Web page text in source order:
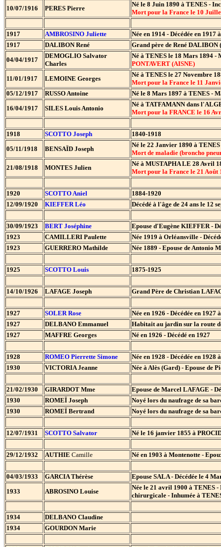
10/07/1916
PERES Pierre
Né le 8 Juin 1890 à TENES -
Mort pour la France le 10
1917 AMBROSINO Juliette
Née en 1914 - Décédée en 1917
1917
DALIBON René
Grand père de René DALIBON
04/04/1917
DEMOGLIO Salvator
Charles
Né à TENES le 18 Mars 1894
PONTAVERT (AISNE)
11/01/1917
LEMOINE Georges
Né à TENES le 27 Novembre
Mort pour la France le 11
05/12/1917
RUSSO Antoine
Né le 8 Mars 1897 à TENES -
16/04/1917
SILES Louis Antonio
Né à TATFAMANN dans
Mort pour la FRANCE le 16
1918 SCOTTO Joseph
1840-1918
05/11/1918
BENSAÏD Joseph
Né le 22 Janvier 1890 à
Mort de maladie (broncho
21/08/1918
MONTES Julien
Né à MUSTAPHA LE 28 Avril
Mort pour la France le 21 Août
1920 SCOTTO Aniel
1884-1920
12/09/1920
KIEFFER Léo Décédé à l'âge de 24 ans le 12
30/09/1923 BERT Joséphine
Epouse d'Eugène KIEFFER -
1923
CAMILLERI Paulette
Née 1919 à Orléansville -
1923
GUERRERO Mathilde Née 1889 - Epouse de Antonio
1925 SCOTTO Louis 1875-1925
14/10/1926 LAFAGE Joseph Grand Père de Christian
1927 SOLER Rose
Née en 1926 - Décédée en 1927
1927
DELBANO Emmanuel
Habitait au jardin sur la route
1927
MAFFRE Georges Né en 1926 - Décédé en 1927
1928 ROMEO Pierrette Simone
Née en 1928 - Décédée en 1928
1930
VICTORIA Jeanne Née à Alès (Gard) - Epouse de
21/02/1930 GIRARDOT Mme
Epouse de Marcel LAFAGE -
1930
ROMEÏ Joseph
Noyé lors du naufrage de sa
1930
ROMEÏ Bertrand Noyé lors du naufrage de sa
12/07/1931 SCOTTO Salvator Né le 16 janvier 1855 à
29/12/1932 AUTHIE Camille Né en 1903 à Montenotte -
04/03/1933 GARCIA Thérèse
Epouse SALA - Décédée le 4
1933
ABROSINO Louise
Née le 21 avril 1900 à TENES
chirurgicale - Inhumée à
1934
DELBANO Claudine
1934
GOURDON Marie